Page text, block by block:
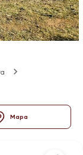
Mapa